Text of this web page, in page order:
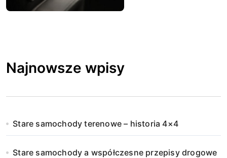
Najnowsze wpisy
Stare samochody terenowe – historia 4×4
Stare samochody a współczesne przepisy drogowe